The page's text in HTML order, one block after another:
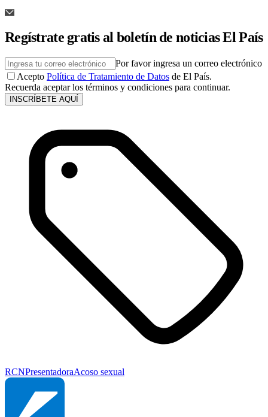
Regístrate gratis al boletín de noticias El País
Por favor ingresa un correo electrónico
Acepto Política de Tratamiento de Datos de El País.
Recuerda aceptar los términos y condiciones para continuar.
INSCRÍBETE AQUÍ
RCNPresentadoraAcoso sexual